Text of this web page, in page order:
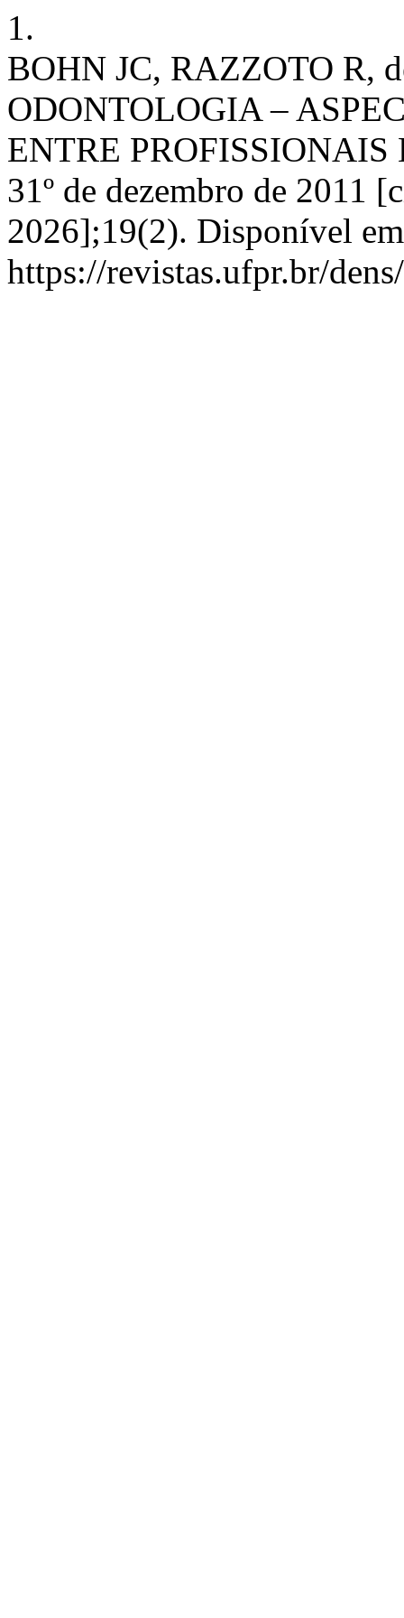
1.
BOHN JC, RAZZOTO R,
ODONTOLOGIA –
ENTRE
31º de dezembro de 2011
2026];19(2). Disponível
https://revistas.ufpr.br/